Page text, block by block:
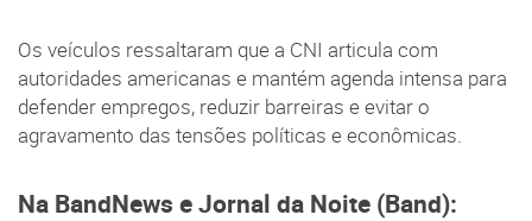
Os veículos ressaltaram que a CNI articula com
autoridades americanas e mantém agenda intensa para
defender empregos, reduzir barreiras e evitar o
agravamento das tensões políticas e econômicas.
Na BandNews e Jornal da Noite (Band):